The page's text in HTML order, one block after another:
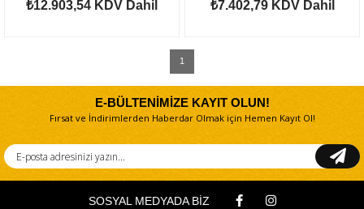
₺12.903,54 KDV Dahil ₺7.402,79 KDV Dahil
1
E-BÜLTENİMİZE KAYIT OLUN!
Fırsat ve İndirimlerden Haberdar Olmak için Hemen Kayıt Ol!
SOSYAL MEDYADA BİZ